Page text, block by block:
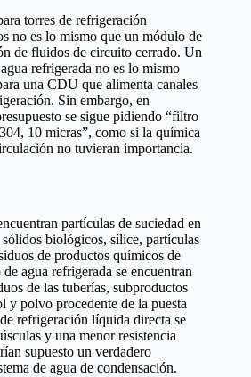
torres de refrigeración
no es lo mismo que un módulo de
de fluidos de circuito cerrado. Un
refrigerada no es lo mismo
una CDU que alimenta canales
Sin embargo, en
se sigue pidiendo “filtro
10 micras”, como si la química
no tuvieran importancia.
partículas de suciedad en
biológicos, sílice, partículas
de productos químicos de
agua refrigerada se encuentran
de las tuberías, subproductos
y polvo procedente de la puesta
refrigeración líquida directa se
y una menor resistencia
supuesto un verdadero
de agua de condensación.